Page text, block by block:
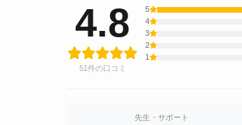
4.8
51件の口コミ
5
4
3
2
1
先生・サポート